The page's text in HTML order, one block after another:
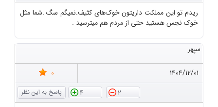
ریدم تو این مملکت داریتون خوک‌های کثیف.نمیگم سگ .شما مثل
خوک نجس هستید حتی از مردم هم میترسید .
سپهر
۱۴۰۴/۱۲/۰۱
0
2
4